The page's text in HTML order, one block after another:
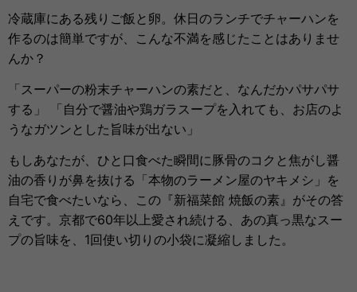
冷蔵庫にある残りご飯と卵。休日のランチでチャーハンを
作るのは簡単ですが、こんな不満を感じたことはありませ
んか？
「スーパーの粉末チャーハンの素だと、なんだかパサパサ
する」 「自分で醤油や鶏ガラスープを入れても、お店のよ
うなガツンとした旨味が出ない」
もしあなたが、ひと口食べた瞬間に豚骨のコクと焦がし醤
油の香りが鼻を抜ける「本物のラーメン屋のヤキメシ」を
自宅で食べたいなら、この『新福菜館 焼飯の素』がその答
えです。京都で60年以上愛され続ける、あの真っ黒なスー
プの旨味を、1回使い切りの小袋に凝縮しました。